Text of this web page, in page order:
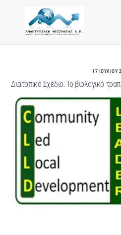
17 ΙΟΥΛΊΟΥ
Διατοπικό Σχέδιο: Το βιολογικό